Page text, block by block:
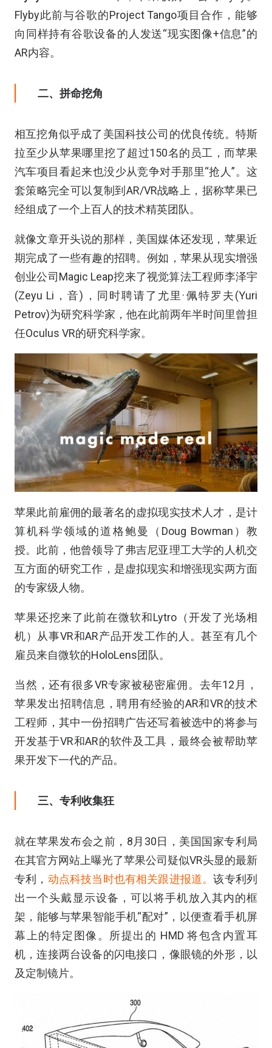
Flyby此前与谷歌的Project Tango项目合作，能够
向同样持有谷歌设备的人发送“现实图像+信息”的
AR内容。
二、拼命挖角
相互挖角似乎成了美国科技公司的优良传统。特斯
拉至少从苹果哪里挖了超过150名的员工，而苹果
汽车项目看起来也没少从竞争对手那里“抢人”。这
套策略完全可以复制到AR/VR战略上，据称苹果已
经组成了一个上百人的技术精英团队。
就像文章开头说的那样，美国媒体还发现，苹果近
期完成了一些有趣的招聘。例如，苹果从现实增强
创业公司Magic Leap挖来了视觉算法工程师李泽宇
(Zeyu Li，音)，同时聘请了尤里·佩特罗夫(Yuri
Petrov)为研究科学家，他在此前两年半时间里曾担
任Oculus VR的研究科学家。
苹果此前雇佣的最著名的虚拟现实技术人才，是计
算机科学领域的道格鲍曼（Doug Bowman）教
授。此前，他曾领导了弗吉尼亚理工大学的人机交
互方面的研究工作，是虚拟现实和增强现实两方面
的专家级人物。
苹果还挖来了此前在微软和Lytro（开发了光场相
机）从事VR和AR产品开发工作的人。甚至有几个
雇员来自微软的HoloLens团队。
当然，还有很多VR专家被秘密雇佣。去年12月，
苹果发出招聘信息，聘用有经验的AR和VR的技术
工程师，其中一份招聘广告还写着被选中的将参与
开发基于VR和AR的软件及工具，最终会被帮助苹
果开发下一代的产品。
三、专利收集狂
就在苹果发布会之前，8月30日，美国国家专利局
在其官方网站上曝光了苹果公司疑似VR头显的最新
专利， 动点科技当时也有相关跟进报道。该专利列
出一个头戴显示设备，可以将手机放入其内的框
架，能够与苹果智能手机“配对”，以便查看手机屏
幕上的特定图像。所提出的 HMD 将包含内置耳
机，连接两台设备的闪电接口，像眼镜的外形，以
及定制镜片。